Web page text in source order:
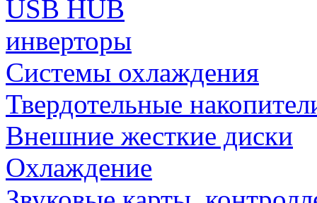
USB HUB
инверторы
Системы охлаждения
Твердотельные
Внешние жесткие диски
Охлаждение